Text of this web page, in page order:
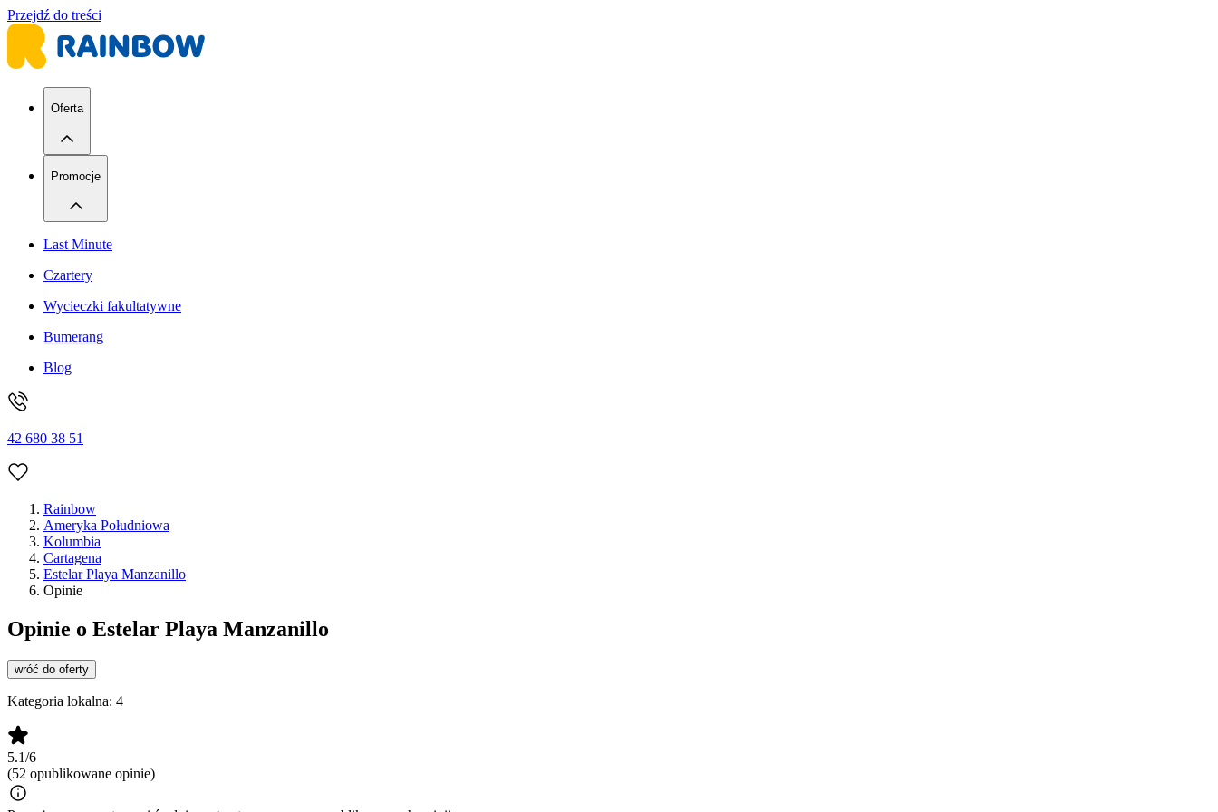
Przejdź do treści
Oferta
Promocje
Last Minute
Czartery
Wycieczki fakultatywne
Bumerang
Blog
42 680 38 51
Rainbow
Ameryka Południowa
Kolumbia
Cartagena
Estelar Playa Manzanillo
Opinie
Opinie o Estelar Playa Manzanillo
wróć do oferty
Kategoria lokalna: 4
5.1/6
(52 opublikowane opinie)